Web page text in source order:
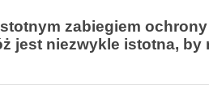
zabiegiem
jest niezwykle istotna,